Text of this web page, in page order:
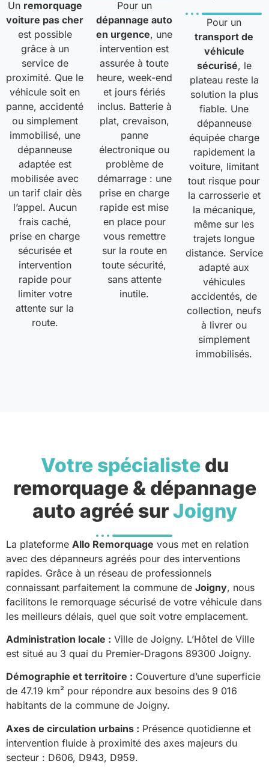
Un remorquage
voiture pas cher
est possible
grâce à un
service de
proximité. Que le
véhicule soit en
panne, accidenté
ou simplement
immobilisé, une
dépanneuse
adaptée est
mobilisée avec
un tarif clair dès
l’appel. Aucun
frais caché,
prise en charge
sécurisée et
intervention
rapide pour
limiter votre
attente sur la
route.
Pour un
dépannage auto
en urgence, une
intervention est
assurée à toute
heure, week-end
et jours fériés
inclus. Batterie à
plat, crevaison,
panne
électronique ou
problème de
démarrage : une
prise en charge
rapide est mise
en place pour
vous remettre
sur la route en
toute sécurité,
sans attente
inutile.
Pour un
transport de
véhicule
sécurisé, le
plateau reste la
solution la plus
fiable. Une
dépanneuse
équipée charge
rapidement la
voiture, limitant
tout risque pour
la carrosserie et
la mécanique,
même sur les
trajets longue
distance. Service
adapté aux
véhicules
accidentés, de
collection, neufs
à livrer ou
simplement
immobilisés.
Votre spécialistedu
remorquage & dépannage
auto agréé surJoigny
La plateforme Allo Remorquage vous met en relation
avec des dépanneurs agréés pour des interventions
rapides. Grâce à un réseau de professionnels
connaissant parfaitement la commune de Joigny, nous
facilitons le remorquage sécurisé de votre véhicule dans
les meilleurs délais, quel que soit votre emplacement.
Administration locale : Ville de Joigny. L’Hôtel de Ville
est situé au 3 quai du Premier-Dragons 89300 Joigny.
Démographie et territoire : Couverture d’une superficie
de 47.19 km² pour répondre aux besoins des 9 016
habitants de la commune de Joigny.
Axes de circulation urbains : Présence quotidienne et
intervention fluide à proximité des axes majeurs du
secteur : D606, D943, D959.